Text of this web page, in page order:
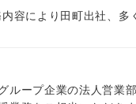
容により田町出社、多
ループ企業の法人営業